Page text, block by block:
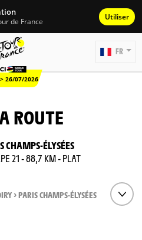
de France Utiliser
26/07/2026
FR
ROUTE
CHAMPS-ÉLYSÉES
21 - 88,7 KM - PLAT
> PARIS CHAMPS-ÉLYSÉES